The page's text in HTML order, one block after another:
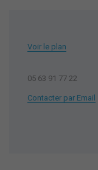
Voir le plan
05 63 91 77 22
Contacter par Email